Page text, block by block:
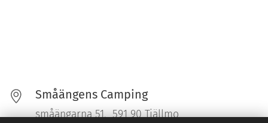
Småängens Camping
småängarna 51, 591 90 Tjällmo